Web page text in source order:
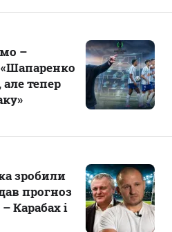
–
«Шапаренко
тепер
зробили
прогноз
Карабах і